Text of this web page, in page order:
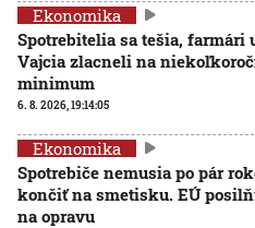
Ekonomika
Spotrebitelia sa tešia, farmári
Vajcia zlacneli na
minimum
6. 8. 2026, 19:14:05
Ekonomika
Spotrebiče nemusia po pár
končiť na smetisku. EÚ
na opravu